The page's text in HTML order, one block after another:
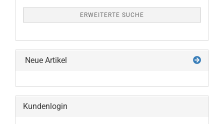
ERWEITERTE SUCHE
Neue Artikel
Kundenlogin